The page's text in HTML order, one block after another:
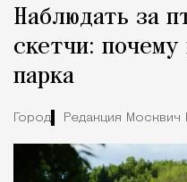
Наблюдать за
скетчи:
парка
Город Редакция Москвич